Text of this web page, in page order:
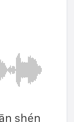
shén